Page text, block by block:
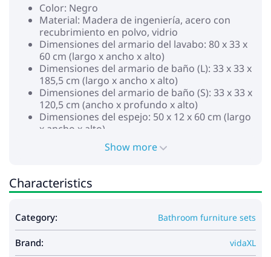
Color: Negro
Material: Madera de ingeniería, acero con
recubrimiento en polvo, vidrio
Dimensiones del armario del lavabo: 80 x 33 x
60 cm (largo x ancho x alto)
Dimensiones del armario de baño (L): 33 x 33 x
185,5 cm (largo x ancho x alto)
Dimensiones del armario de baño (S): 33 x 33 x
120,5 cm (ancho x profundo x alto)
Dimensiones del espejo: 50 x 12 x 60 cm (largo
x ancho x alto)
Dimensiones del estante de espejo: 50 x 10,5
cm (largo x ancho)
La entrega contiene:
1 x Armario de lavabo
1 x Armario de baño (s)
1 x Espejo
Legal Documents:
Puedes encontrar más detalles sobre cómo
Show more
Characteristics
Category: Bathroom furniture sets
Brand: vidaXL